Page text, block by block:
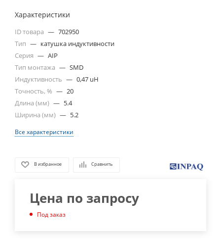
Характеристики
ID товара — 702950
Тип — катушка индуктивности
Серия — AIP
Тип монтажа — SMD
Индуктивность — 0,47 uH
Точность, % — 20
Длина (мм) — 5.4
Ширина (мм) — 5.2
Все характеристики
В избранное Сравнить
Цена по запросу
Под заказ